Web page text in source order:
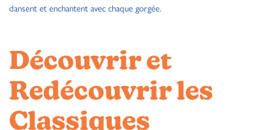
dansent et enchantent avec chaque gorgée.
Découvrir et
Redécouvrir les
Classiques